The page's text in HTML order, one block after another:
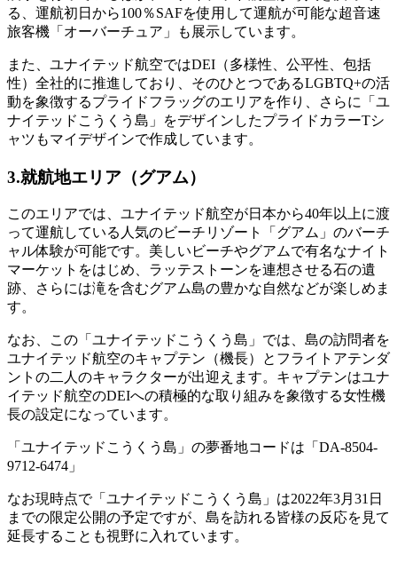
る、運航初日から100％SAFを使用して運航が可能な超音速
旅客機「オーバーチュア」も展示しています。
また、ユナイテッド航空ではDEI（多様性、公平性、包括
性）全社的に推進しており、そのひとつであるLGBTQ+の活
動を象徴するプライドフラッグのエリアを作り、さらに「ユ
ナイテッドこうくう島」をデザインしたプライドカラーTシ
ャツもマイデザインで作成しています。
3.就航地エリア（グアム）
このエリアでは、ユナイテッド航空が日本から40年以上に渡
って運航している人気のビーチリゾート「グアム」のバーチ
ャル体験が可能です。美しいビーチやグアムで有名なナイト
マーケットをはじめ、ラッテストーンを連想させる石の遺
跡、さらには滝を含むグアム島の豊かな自然などが楽しめま
す。
なお、この「ユナイテッドこうくう島」では、島の訪問者を
ユナイテッド航空のキャプテン（機長）とフライトアテンダ
ントの二人のキャラクターが出迎えます。キャプテンはユナ
イテッド航空のDEIへの積極的な取り組みを象徴する女性機
長の設定になっています。
「ユナイテッドこうくう島」の夢番地コードは「DA-8504-
9712-6474」
なお現時点で「ユナイテッドこうくう島」は2022年3月31日
までの限定公開の予定ですが、島を訪れる皆様の反応を見て
延長することも視野に入れています。